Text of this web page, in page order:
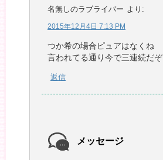
名無しのラブライバー より:
2015年12月4日 7:13 PM
つか希の場合ピュアはなくね
言われてる通り今で三連続だぞ
返信
メッセージ